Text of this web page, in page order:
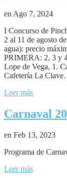
en Ago 7, 2024
I Concurso de
2 al 11 de agosto
agua): precio
PRIMERA: 2, 3 y 4
Lope de Vega, 1.
Cafetería La
Leer más
Carnaval
en Feb 13, 2023
Programa de
Leer más